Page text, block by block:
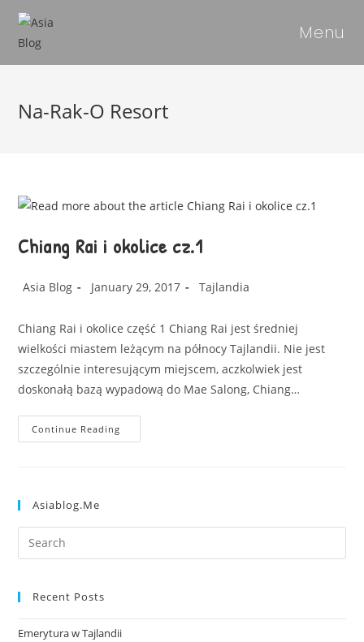
Menu
Na-Rak-O Resort
Chiang Rai i okolice cz.1
Asia Blog January 29, 2017 Tajlandia
Chiang Rai i okolice część 1 Chiang Rai jest średniej
wielkości miastem leżącym na północy Tajlandii. Nie jest
szczególnie interesującym miejscem, aczkolwiek jest
doskonałą bazą wypadową do Mae Salong, Chiang…
Continue Reading
Asiablog.me
Recent Posts
Emerytura w Tajlandii